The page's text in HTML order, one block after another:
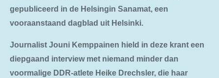
gepubliceerd in de Helsingin Sanamat, een
vooraanstaand dagblad uit Helsinki.
Journalist Jouni Kemppainen hield in deze krant een
diepgaand interview met niemand minder dan
voormalige DDR-atlete Heike Drechsler, die haar